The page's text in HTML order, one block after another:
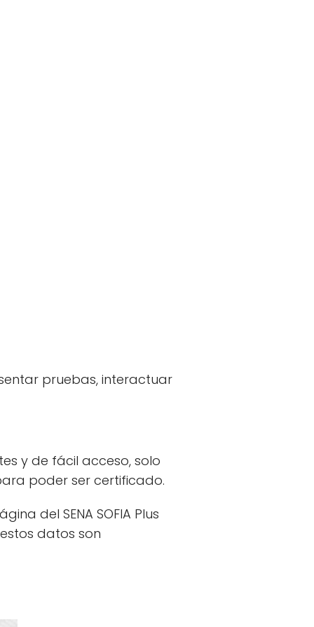
pruebas, interactuar
y de fácil acceso, solo
poder ser certificado.
del SENA SOFIA Plus
datos son